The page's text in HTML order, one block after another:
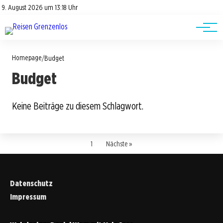
9. August 2026 um 13:18 Uhr
Datenschutz
Road Trips
Reisetipps
Homepage/Budget
Budget
Keine Beiträge zu diesem Schlagwort.
1 Nächste »
Datenschutz
Impressum